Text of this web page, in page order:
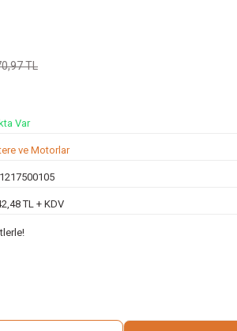
TL
Var
ve Motorlar
TL + KDV